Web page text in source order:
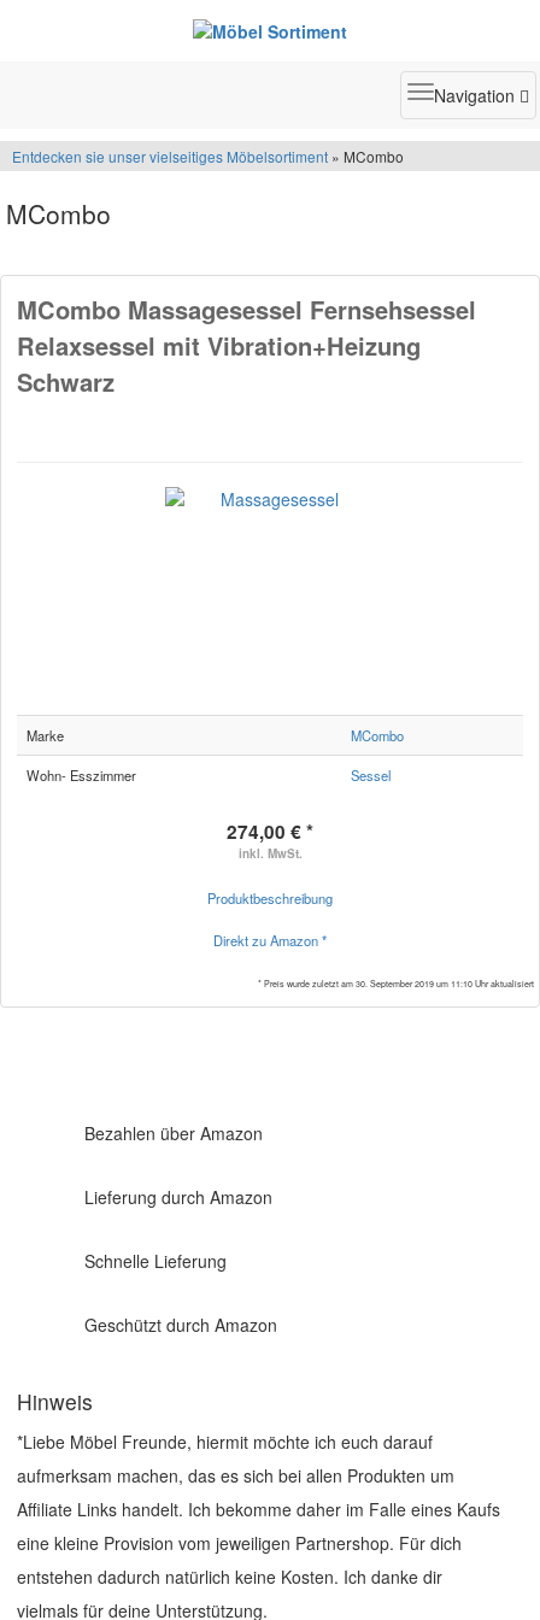
Toggle
Navigation
Entdecken sie unser vielseitiges Möbelsortiment » MCombo
MCombo
MCombo Massagesessel Fernsehsessel
Relaxsessel mit Vibration+Heizung
Schwarz
Marke MCombo
Wohn- Esszimmer Sessel
274,00 € *
inkl. MwSt.
Produktbeschreibung
Direkt zu Amazon *
* Preis wurde zuletzt am 30. September 2019 um 11:10 Uhr aktualisiert
Bezahlen über Amazon
Lieferung durch Amazon
Schnelle Lieferung
Geschützt durch Amazon
Hinweis
*Liebe Möbel Freunde, hiermit möchte ich euch darauf
aufmerksam machen, das es sich bei allen Produkten um
Affiliate Links handelt. Ich bekomme daher im Falle eines Kaufs
eine kleine Provision vom jeweiligen Partnershop. Für dich
entstehen dadurch natürlich keine Kosten. Ich danke dir
vielmals für deine Unterstützung.